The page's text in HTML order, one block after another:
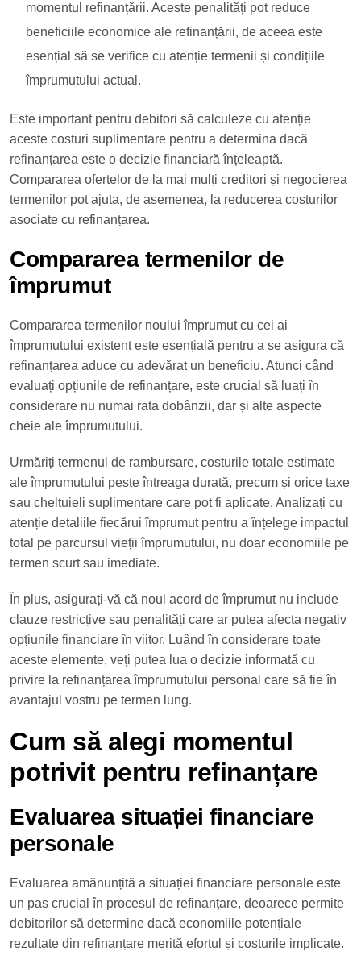
momentul refinanțării. Aceste penalități pot reduce
beneficiile economice ale refinanțării, de aceea este
esențial să se verifice cu atenție termenii și condițiile
împrumutului actual.
Este important pentru debitori să calculeze cu atenție
aceste costuri suplimentare pentru a determina dacă
refinanțarea este o decizie financiară înțeleaptă.
Compararea ofertelor de la mai mulți creditori și negocierea
termenilor pot ajuta, de asemenea, la reducerea costurilor
asociate cu refinanțarea.
Compararea termenilor de
împrumut
Compararea termenilor noului împrumut cu cei ai
împrumutului existent este esențială pentru a se asigura că
refinanțarea aduce cu adevărat un beneficiu. Atunci când
evaluați opțiunile de refinanțare, este crucial să luați în
considerare nu numai rata dobânzii, dar și alte aspecte
cheie ale împrumutului.
Urmăriți termenul de rambursare, costurile totale estimate
ale împrumutului peste întreaga durată, precum și orice taxe
sau cheltuieli suplimentare care pot fi aplicate. Analizați cu
atenție detaliile fiecărui împrumut pentru a înțelege impactul
total pe parcursul vieții împrumutului, nu doar economiile pe
termen scurt sau imediate.
În plus, asigurați-vă că noul acord de împrumut nu include
clauze restricțive sau penalități care ar putea afecta negativ
opțiunile financiare în viitor. Luând în considerare toate
aceste elemente, veți putea lua o decizie informată cu
privire la refinanțarea împrumutului personal care să fie în
avantajul vostru pe termen lung.
Cum să alegi momentul
potrivit pentru refinanțare
Evaluarea situației financiare
personale
Evaluarea amănunțită a situației financiare personale este
un pas crucial în procesul de refinanțare, deoarece permite
debitorilor să determine dacă economiile potențiale
rezultate din refinanțare merită efortul și costurile implicate.